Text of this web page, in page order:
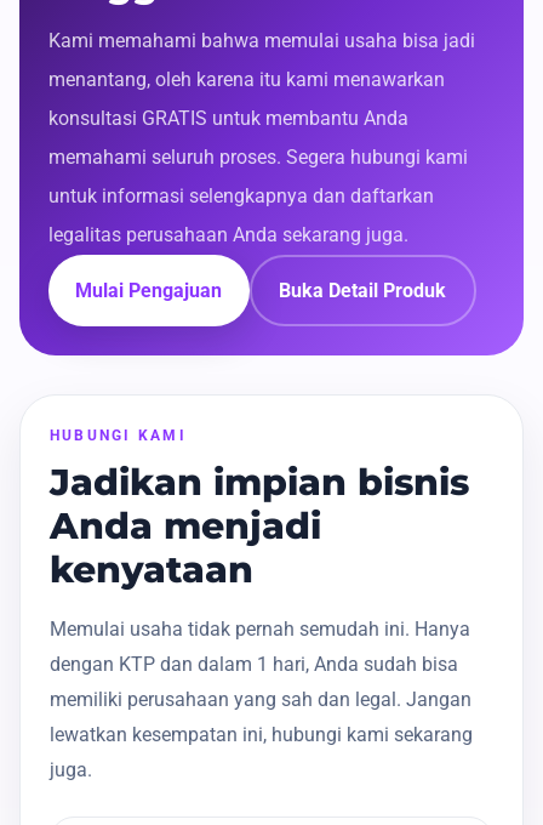
Kami memahami bahwa memulai usaha bisa jadi
menantang, oleh karena itu kami menawarkan
konsultasi GRATIS untuk membantu Anda
memahami seluruh proses. Segera hubungi kami
untuk informasi selengkapnya dan daftarkan
legalitas perusahaan Anda sekarang juga.
Mulai Pengajuan Buka Detail Produk
HUBUNGI KAMI
Jadikan impian bisnis
Anda menjadi
kenyataan
Memulai usaha tidak pernah semudah ini. Hanya
dengan KTP dan dalam 1 hari, Anda sudah bisa
memiliki perusahaan yang sah dan legal. Jangan
lewatkan kesempatan ini, hubungi kami sekarang
juga.